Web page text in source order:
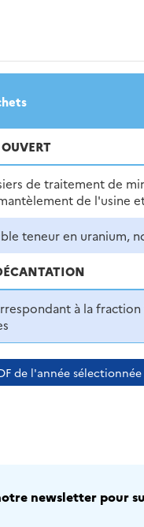
2014 2015
de traitement de
de l'usine
teneur en uranium,
à la
de l'année sélectionnée
newsletter pour